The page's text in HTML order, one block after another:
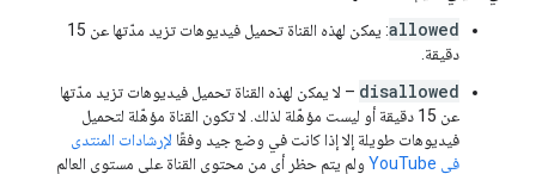
allowed
: يمكن لهذه القناة تحميل فيديوهات تزيد مدّتها عن 15
دقيقة.
disallowed – لا يمكن لهذه القناة تحميل فيديوهات تزيد مدّتها
عن 15 دقيقة أو ليست مؤهّلة لذلك. لا تكون القناة مؤهّلة لتحميل
فيديوهات طويلة إلا إذا كانت في وضع جيد وفقًا لإرشادات المنتدى
في YouTube
ولم يتم حظر أي من محتوى القناة على مستوى العالم